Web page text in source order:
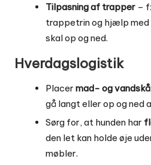
Tilpasning af trapper –
trappetrin og hjælp med
skal op og ned.
Hverdagslogistik
Placer mad- og
gå langt eller op og ned
Sørg for, at hunden har
den let kan holde øje
møbler.